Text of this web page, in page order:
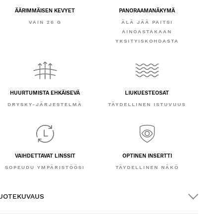
ÄÄRIMMÄISEN KEVYET
VAIN 26 G
PANORAAMANÄKYMÄ
ÄLÄ JÄÄ PAITSI
AINOASTAKAAN
YKSITYISKOHDASTA
HUURTUMISTA EHKÄISEVÄ
DRYSKY-JÄRJESTELMÄ
LIUKUESTEOSAT
TÄYDELLINEN ISTUVUUS
VAIHDETTAVAT LINSSIT
SOPEUDU YMPÄRISTÖÖSI
OPTINEN INSERTTI
TÄYDELLINEN NÄKÖ